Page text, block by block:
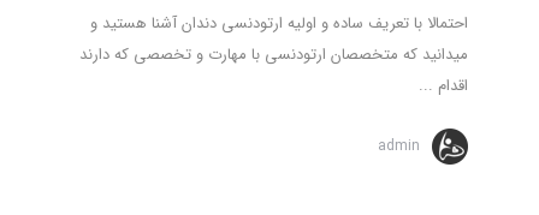
احتمالا با تعریف ساده و اولیه ارتودنسی دندان آشنا هستید و
میدانید که متخصصان ارتودنسی با مهارت و تخصصی که دارند
اقدام ...
admin